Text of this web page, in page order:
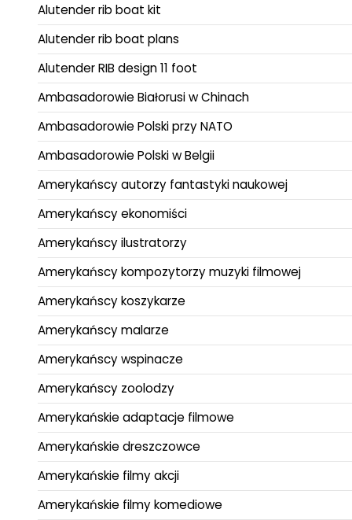
Alutender rib boat kit
Alutender rib boat plans
Alutender RIB design 11 foot
Ambasadorowie Białorusi w Chinach
Ambasadorowie Polski przy NATO
Ambasadorowie Polski w Belgii
Amerykańscy autorzy fantastyki naukowej
Amerykańscy ekonomiści
Amerykańscy ilustratorzy
Amerykańscy kompozytorzy muzyki filmowej
Amerykańscy koszykarze
Amerykańscy malarze
Amerykańscy wspinacze
Amerykańscy zoolodzy
Amerykańskie adaptacje filmowe
Amerykańskie dreszczowce
Amerykańskie filmy akcji
Amerykańskie filmy komediowe